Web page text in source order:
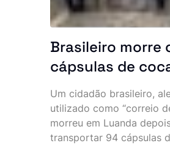
Brasileiro morre
cápsulas de
abdómen e SIC
desmantela
rede
Um cidadão brasileiro,
utilizado como “correio
morreu em Luanda
transportar 94 cápsulas